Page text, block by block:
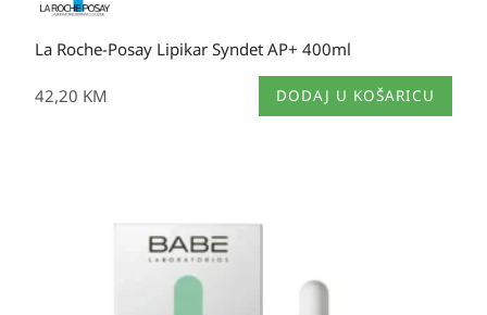
La Roche-Posay Lipikar Syndet AP+ 400ml
42,20 KM DODAJ U KOŠARICU